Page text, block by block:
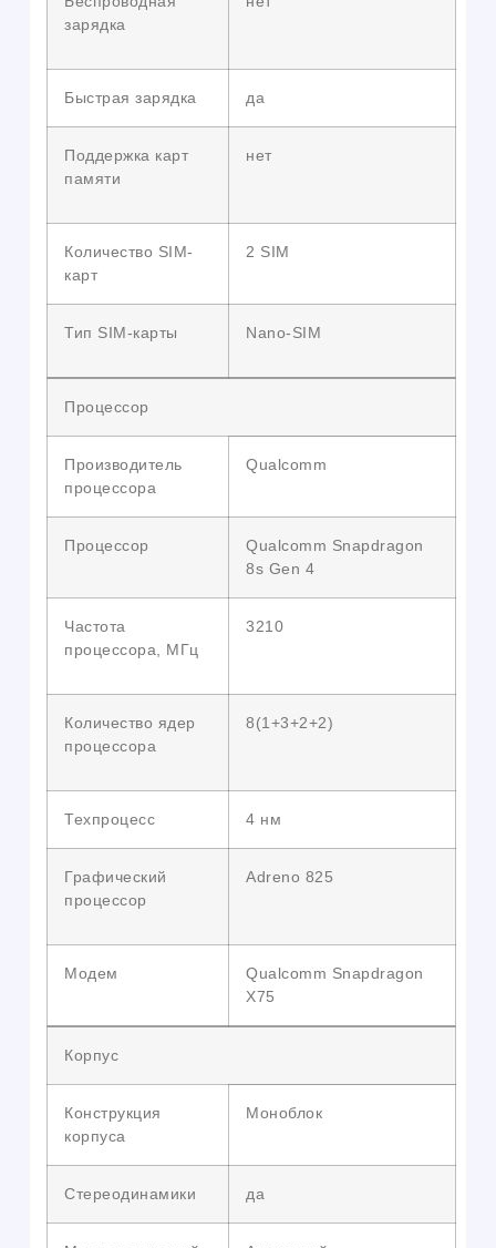
зарядка
Быстрая зарядка да
Поддержка карт
памяти
нет
Количество SIM-
карт
2 SIM
Тип SIM-карты Nano-SIM
Процессор
Производитель
процессора
Qualcomm
Процессор
Qualcomm Snapdragon
8s Gen 4
Частота
процессора, МГц
3210
Количество ядер
процессора
8(1+3+2+2)
Техпроцесс 4 нм
Графический
процессор
Adreno 825
Модем
Qualcomm Snapdragon
X75
Корпус
Конструкция
корпуса
Моноблок
Стереодинамики да